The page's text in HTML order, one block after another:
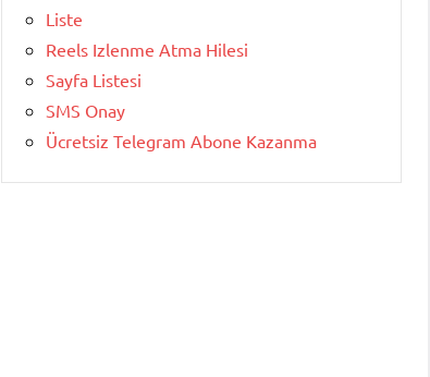
Liste
Reels Izlenme Atma Hilesi
Sayfa Listesi
SMS Onay
Ücretsiz Telegram Abone Kazanma